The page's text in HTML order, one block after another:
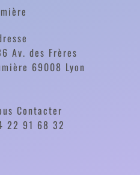
Av. des Frères
69008 Lyon
Contacter
22 91 68 32